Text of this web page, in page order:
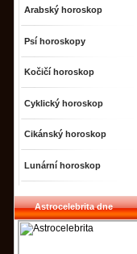
Arabský horoskop
Psí horoskopy
Kočičí horoskop
Cyklický horoskop
Cikánský horoskop
Lunární horoskop
Astrocelebrita dne